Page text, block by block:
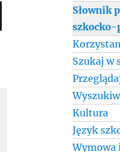
Słownik
szkocko-
Szukaj w
Kultura
Język
Wymowa